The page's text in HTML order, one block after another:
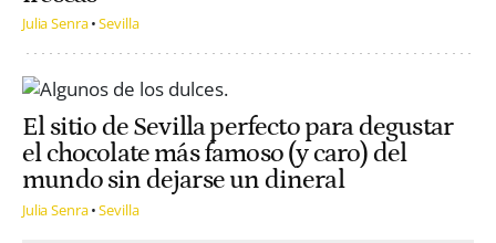
Julia Senra Sevilla
El sitio de Sevilla perfecto para degustar
el chocolate más famoso (y caro) del
mundo sin dejarse un dineral
Julia Senra Sevilla